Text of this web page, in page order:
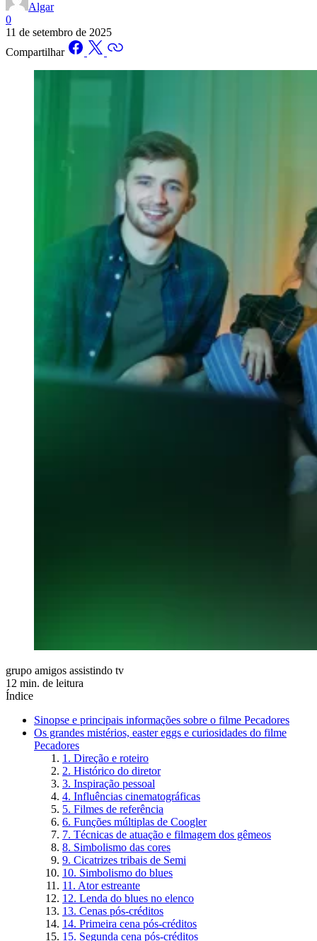
Algar
0
11 de setembro de 2025
Compartilhar
grupo amigos assistindo tv
12 min. de leitura
Índice
Sinopse e principais informações sobre o filme Pecadores
Os grandes mistérios, easter eggs e curiosidades do filme
Pecadores
1. Direção e roteiro
2. Histórico do diretor
3. Inspiração pessoal
4. Influências cinematográficas
5. Filmes de referência
6. Funções múltiplas de Coogler
7. Técnicas de atuação e filmagem dos gêmeos
8. Simbolismo das cores
9. Cicatrizes tribais de Semi
10. Simbolismo do blues
11. Ator estreante
12. Lenda do blues no elenco
13. Cenas pós-créditos
14. Primeira cena pós-créditos
15. Segunda cena pós-créditos